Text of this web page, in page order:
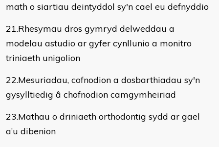
math o siartiau deintyddol sy'n cael eu defnyddio
21.Rhesymau dros gymryd delweddau a
modelau astudio ar gyfer cynllunio a monitro
triniaeth unigolion
22.Mesuriadau, cofnodion a dosbarthiadau sy'n
gysylltiedig â chofnodion camgymheiriad
23.Mathau o driniaeth orthodontig sydd ar gael
a’u dibenion